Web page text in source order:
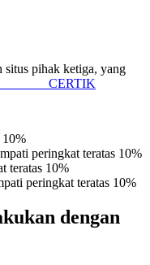
dll.
situs pihak ketiga, yang
CERTIK
10%
peringkat teratas 10%
teratas 10%
peringkat teratas 10%
dengan